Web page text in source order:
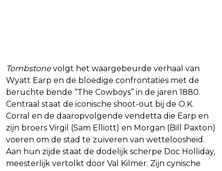
Tombstonevolgt het waargebeurde verhaal van
Wyatt Earp en de bloedige confrontaties met de
beruchte bende “The Cowboys” in de jaren 1880.
Centraal staat de iconische shoot-out bij de O.K.
Corral en de daaropvolgende vendetta die Earp en
zijn broers Virgil (Sam Elliott) en Morgan (Bill Paxton)
voeren om de stad te zuiveren van wetteloosheid.
Aan hun zijde staat de dodelijk scherpe Doc Holliday,
meesterlijk vertolkt door Val Kilmer. Zijn cynische